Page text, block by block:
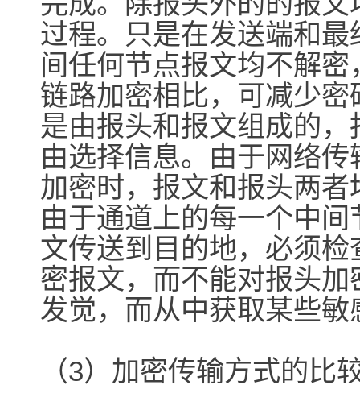
过程。只是在发送端和
间任何节点报文均不解
链路加密相比，可减少
是由报头和报文组成的
由选择信息。由于网络
加密时，报文和报头两
由于通道上的每一个中
文传送到目的地，必须
密报文，而不能对报头
发觉，而从中获取某些敏
（3）加密传输方式的比